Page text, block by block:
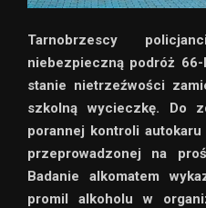
Tarnobrzescy
niebezpieczną podróż
stanie nietrzeźwości
szkolną wycieczkę. Do
porannej kontroli
przeprowadzonej na
Badanie alkomatem
promil alkoholu w